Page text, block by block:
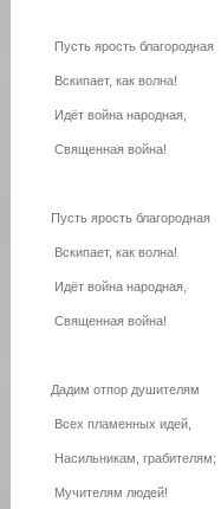
Пусть ярость благородная
Вскипает, как волна!
Идёт война народная,
Священная война!
Пусть ярость благородная
Вскипает, как волна!
Идёт война народная,
Священная война!
Дадим отпор душителям
Всех пламенных идей,
Насильникам, грабителям;
Мучителям людей!